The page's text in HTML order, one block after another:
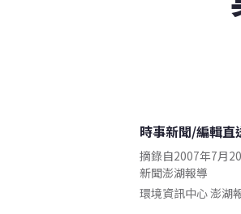
時事新聞/編輯直
摘錄自2007年7月
新聞澎湖報導
環境資訊中心澎湖